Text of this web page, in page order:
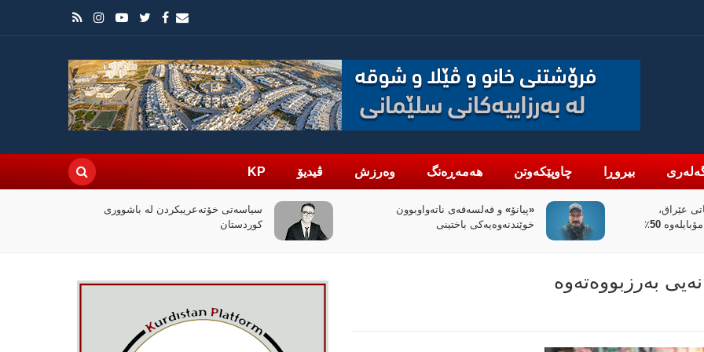
بیروڕا چاوپێکەوتن هەمەڕەنگ وەرزش ڤیدیۆ KP
سیاسەتی خۆتەعریبکردن لە باشووری
کوردستان
چۆن فیلمی (ئۆدیسە)ی کریستۆفەر نۆلان
بووبە ڕووداوێکی جیهانی؟
بەرزبووەتەوە